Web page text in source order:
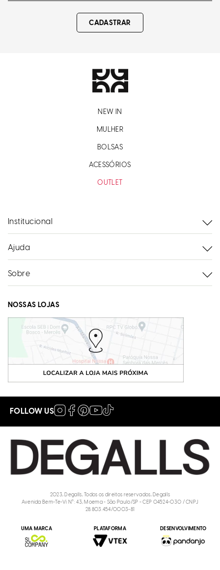
CADASTRAR
NEW IN
MULHER
BOLSAS
ACESSÓRIOS
OUTLET
Institucional
Ajuda
Sobre
NOSSAS LOJAS
FOLLOW US
2023, Degalls, Todos os direitos reservados, Degalls
Avenida Bem-Te-Vi N°: 43, Moema - São Paulo/SP - CEP 04524-030 / CNPJ
28.803.454/0003-81
UMA MARCA PLATAFORMA DESENVOLVIMENTO